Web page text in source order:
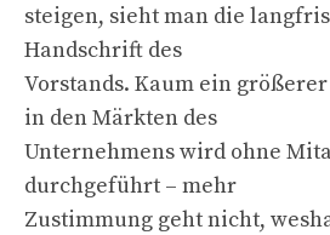
steigen, sieht man die
Handschrift des
Vorstands. Kaum ein
in den Märkten des
Unternehmens wird ohne
durchgeführt – mehr
Zustimmung geht nicht,